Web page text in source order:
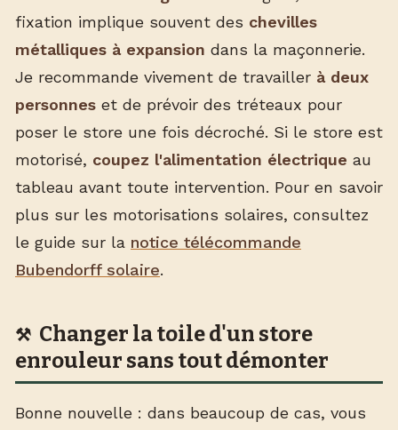
fixation implique souvent des chevilles
métalliques à expansion dans la maçonnerie.
Je recommande vivement de travailler à deux
personnes et de prévoir des tréteaux pour
poser le store une fois décroché. Si le store est
motorisé, coupez l'alimentation électrique au
tableau avant toute intervention. Pour en savoir
plus sur les motorisations solaires, consultez
le guide sur la notice télécommande
Bubendorff solaire.
Changer la toile d'un store
enrouleur sans tout démonter
Bonne nouvelle : dans beaucoup de cas, vous